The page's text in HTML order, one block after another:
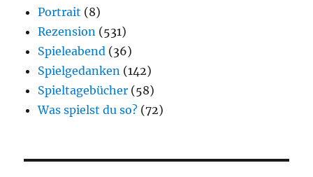
Portrait (8)
Rezension (531)
Spieleabend (36)
Spielgedanken (142)
Spieltagebücher (58)
Was spielst du so? (72)